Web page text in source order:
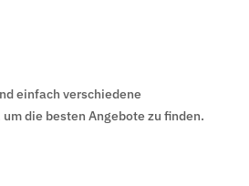
einfach verschiedene
die besten Angebote zu finden.